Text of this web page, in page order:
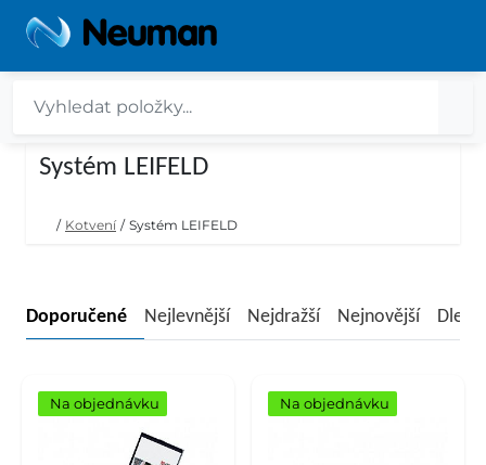
Systém LEIFELD
/ Kotvení / Systém LEIFELD
Doporučené Nejlevnější Nejdražší Nejnovější Dle
Na objednávku Na objednávku